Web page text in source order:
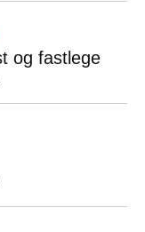
og fastlege